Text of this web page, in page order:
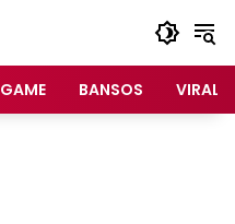
GAME BANSOS VIRAL